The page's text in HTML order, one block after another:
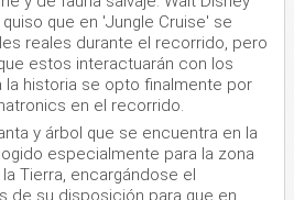
que en 'Jungle Cruise' se
reales durante el recorrido, pero
estos interactuarán con los
la historia se opto finalmente por
en el recorrido.
y árbol que se encuentra en la
especialmente para la zona
Tierra, encargándose el
de su disposición para que en